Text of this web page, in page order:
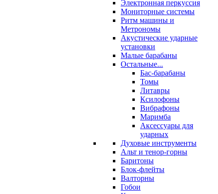
Электронная перкуссия
Мониторные системы
Ритм машины и
Метрономы
Акустические ударные
установки
Малые барабаны
Остальные...
Бас-барабаны
Томы
Литавры
Ксилофоны
Вибрафоны
Маримба
Аксессуары для
ударных
Духовые инструменты
Альт и тенор-горны
Баритоны
Блок-флейты
Валторны
Гобои